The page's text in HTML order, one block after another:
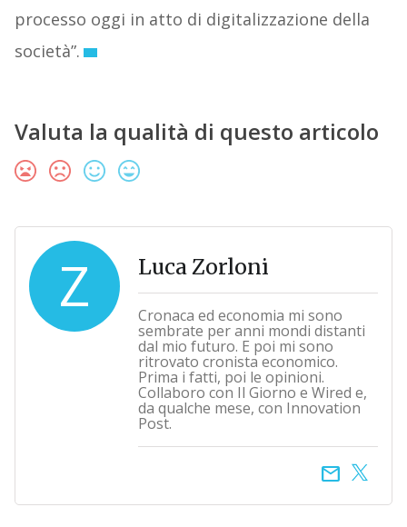
processo oggi in atto di digitalizzazione della
società”.
Valuta la qualità di questo articolo
Z Luca Zorloni
Cronaca ed economia mi sono
sembrate per anni mondi distanti
dal mio futuro. E poi mi sono
ritrovato cronista economico.
Prima i fatti, poi le opinioni.
Collaboro con Il Giorno e Wired e,
da qualche mese, con Innovation
Post.
email